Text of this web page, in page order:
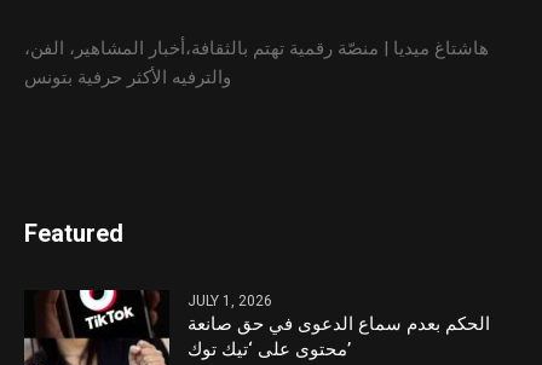
هاشتاغ ميديا | منصّة رقمية تهتم بالثقافة،أخبار المشاهير، الفن،
والترفيه الأكثر حرفية بتونس
Featured
JULY 1, 2026
الحكم بعدم سماع الدعوى في حق صانعة
محتوى على ‘تيك توك’